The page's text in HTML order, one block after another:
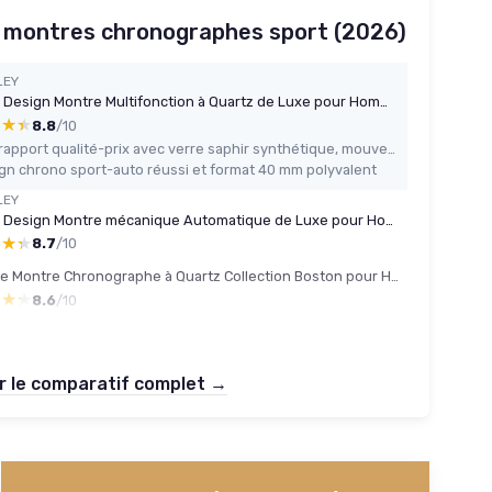
montres chronographes sport (2026)
Pagani Design Montre Multifonction à Quartz de Luxe pour Hommes Mouvement Japan VK63 Tout Acier Inoxydable 100M Étanche Sport Chronographe Montres Date Blanc
8.8/10
Bon rapport qualité-prix avec verre saphir synthétique, mouvement VK63 et étanchéité 100 m
chrono sport-auto réussi et format 40 mm polyvalent
8.7/10
Lacoste Montre Chronographe à Quartz Collection Boston pour Homme avec Bracelet en Cuir ou en Acier Inoxydable en Maillons ou Maille Noir Metal
8.6/10
le comparatif complet →